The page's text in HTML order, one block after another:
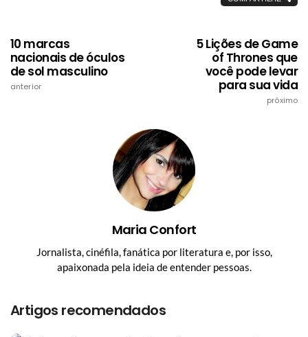
10 marcas
nacionais de óculos
de sol masculino
anterior
5 Lições de Game
of Thrones que
você pode levar
para sua vida
próximo
Maria Confort
Jornalista, cinéfila, fanática por literatura e, por isso,
apaixonada pela ideia de entender pessoas.
Artigos recomendados